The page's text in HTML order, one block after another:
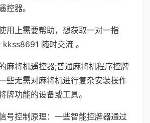
控器。
用上需要帮助，想获取一对一指
随时交流 。
麻将机遥控器;普通麻将机程序控牌
些无需对麻将机进行复杂安装操作
牌功能的设备或工具。
号控制原理：一些智能控牌器通过